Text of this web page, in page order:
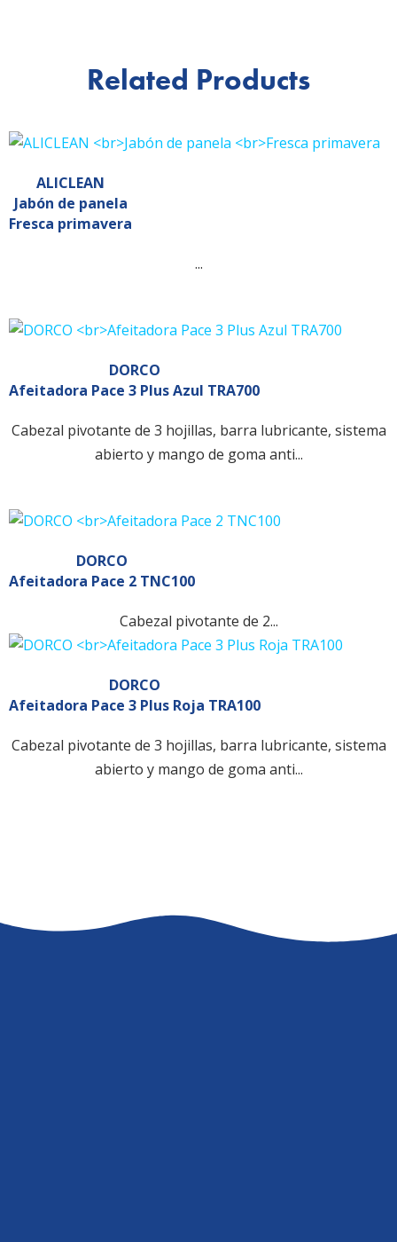
Related Products
ALICLEAN
Jabón de panela
Fresca primavera
...
DORCO
Afeitadora Pace 3 Plus Azul TRA700
Cabezal pivotante de 3 hojillas, barra lubricante, sistema
abierto y mango de goma anti...
DORCO
Afeitadora Pace 2 TNC100
Cabezal pivotante de 2...
DORCO
Afeitadora Pace 3 Plus Roja TRA100
Cabezal pivotante de 3 hojillas, barra lubricante, sistema
abierto y mango de goma anti...